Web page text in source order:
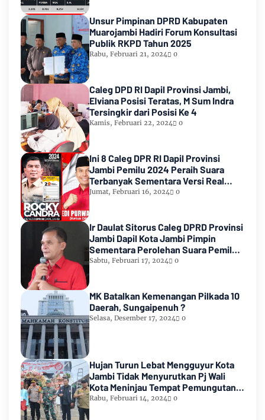
Unsur Pimpinan DPRD Kabupaten
Muarojambi Hadiri Forum Konsultasi
Publik RKPD Tahun 2025
Rabu, Februari 21, 2024 0
Caleg DPD RI Dapil Provinsi Jambi,
Elviana Posisi Teratas, M Sum Indra
Tersingkir dari Posisi Ke 4
Kamis, Februari 22, 2024 0
Ini 8 Caleg DPR RI Dapil Provinsi
Jambi Pemilu 2024 Peraih Suara
Terbanyak Sementara Versi Real
Count KPU RI
Jumat, Februari 16, 2024 0
Ir Daulat Sitorus Caleg DPRD Provinsi
Jambi Dapil Kota Jambi Pimpin
Sementara Perolehan Suara Pemilu
2024
Sabtu, Februari 17, 2024 0
MK Batalkan Kemenangan Pilkada 10
Daerah, Sungaipenuh ?
Selasa, Desember 17, 2024 0
Hujan Turun Lebat Mengguyur Kota
Jambi Tidak Menyurutkan Pj Wali
Kota Meninjau Tempat Pemungutan
Suara Pemilu 2024
Rabu, Februari 14, 2024 0